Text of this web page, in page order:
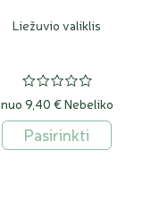
Liežuvio valiklis
nuo 9,40 €Nebeliko
Pasirinkti